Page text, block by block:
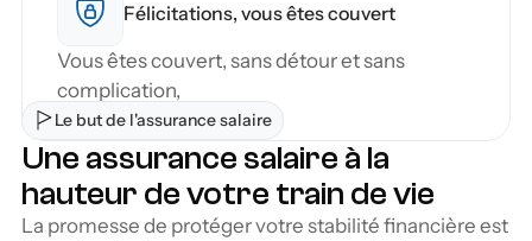
Félicitations, vous êtes couvert
Vous êtes couvert, sans détour et sans
complication,
Le but de l'assurance salaire
Une assurance salaire à la
hauteur de votre train de vie
La promesse de protéger votre stabilité financière est